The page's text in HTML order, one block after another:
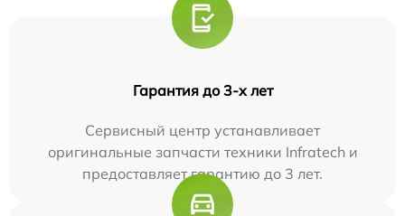
Гарантия до 3-х лет
Сервисный центр устанавливает
оригинальные запчасти техники Infratech и
предоставляет гарантию до 3 лет.